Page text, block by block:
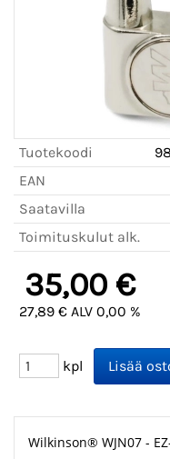
Tuotekoodi
EAN
Saatavilla
Toimituskulut alk.
35,00 €
27,89 € ALV 0,00 %
kpl
Wilkinson® WJN07 -